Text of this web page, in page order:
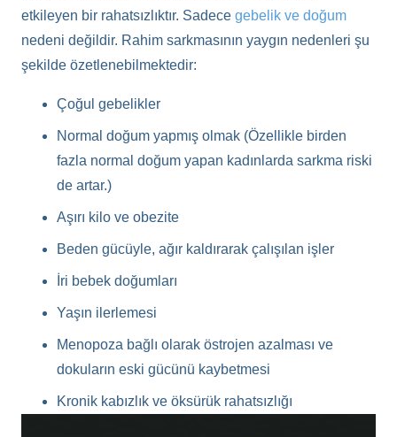
etkileyen bir rahatsızlıktır. Sadece gebelik ve doğum
nedeni değildir. Rahim sarkmasının yaygın nedenleri şu
şekilde özetlenebilmektedir:
Çoğul gebelikler
Normal doğum yapmış olmak (Özellikle birden
fazla normal doğum yapan kadınlarda sarkma riski
de artar.)
Aşırı kilo ve obezite
Beden gücüyle, ağır kaldırarak çalışılan işler
İri bebek doğumları
Yaşın ilerlemesi
Menopoza bağlı olarak östrojen azalması ve
dokuların eski gücünü kaybetmesi
Kronik kabızlık ve öksürük rahatsızlığı